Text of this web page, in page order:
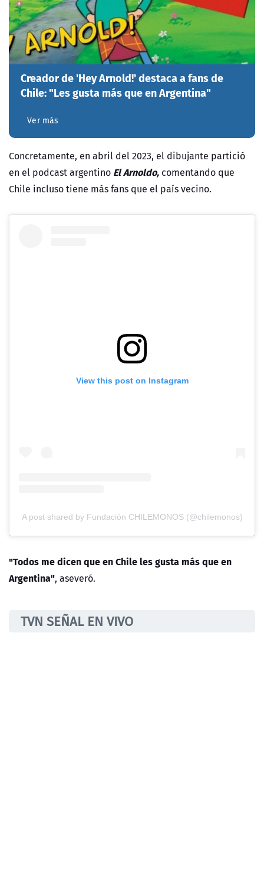
Creador de 'Hey Arnold!' destaca a fans de
Chile: "Les gusta más que en Argentina"
Ver más
Concretamente, en abril del 2023, el dibujante partició
en el podcast argentino El Arnoldo, comentando que
Chile incluso tiene más fans que el país vecino.
View this post on Instagram
A post shared by Fundación CHILEMONOS (@chilemonos)
"Todos me dicen que en Chile les gusta más que en
Argentina", aseveró.
TVN SEÑAL EN VIVO